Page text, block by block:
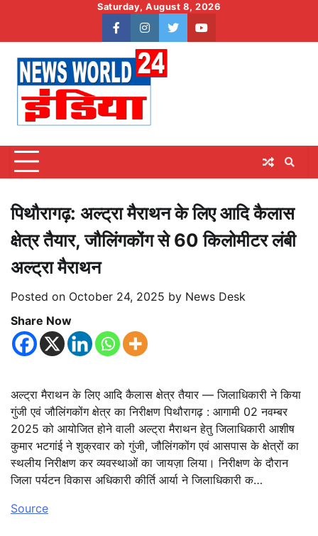
content
Saturday, August 8, 2026
facebookinstagram
twitteryoutube
पिथौरागढ़: अल्ट्रा मैराथन के लिए आदि कैलास
क्षेत्र तैयार, जौलिंगकोंग से 60 किलोमीटर लंबी
अल्ट्रा मैराथन
Posted on October 24, 2025 by News Desk
Share Now
अल्ट्रा मैराथन के लिए आदि कैलास क्षेत्र तैयार — जिलाधिकारी ने किया
गुंजी एवं जौलिंगकोंग क्षेत्र का निरीक्षण पिथौरागढ़ : आगामी 02 नवम्बर
2025 को आयोजित होने वाली अल्ट्रा मैराथन हेतु जिलाधिकारी आशीष
कुमार भटगांई ने शुक्रवार को गुंजी, जौलिंगकोंग एवं आसपास के क्षेत्रों का
स्थलीय निरीक्षण कर व्यवस्थाओं का जायज़ा लिया। निरीक्षण के दौरान
जिला पर्यटन विकास अधिकारी कीर्ति आर्या ने जिलाधिकारी क…
Source